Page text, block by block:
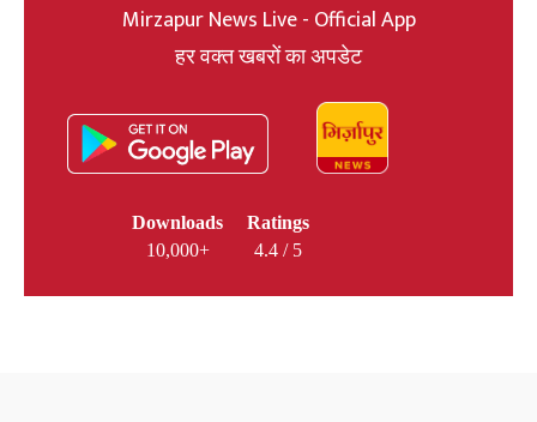
Mirzapur News Live - Official App
हर वक्त खबरों का अपडेट
Downloads
10,000+
Ratings
4.4 / 5